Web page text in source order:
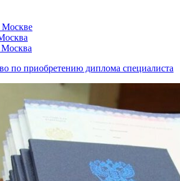
Москве
по приобретению диплома специалиста